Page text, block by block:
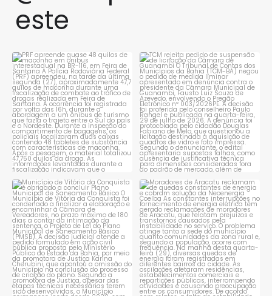
este
PRF apreende quase 48 quilos
de maconha em ônibus...
1 0
TCM rejeita pedido de
suspensão de licitação da...
1 0
Município de Vitória da
Conquista é obrigado a...
1 0
Moradores de Aracatu
reclamam de quedas
constantes ...
1 0